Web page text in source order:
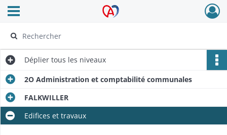
Archives Alsace - Colmar
Ouvrir le menu déroulant
Déplier tous les niveaux
2O Administration et comptabilité communales
FALKWILLER
Edifices et travaux